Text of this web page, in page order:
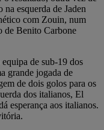
na esquerda de Jaden
com Zouin, num
de Benito Carbone
de sub-19 dos
grande jogada de
de dois golos para os
dos italianos, El
esperança aos italianos.